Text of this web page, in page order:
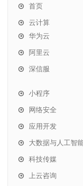
首页
云计算
华为云
阿里云
深信服
小程序
网络安全
应用开发
大数据与人工智
科技传媒
上云咨询